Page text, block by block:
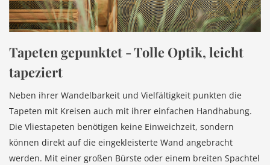
Tapeten gepunktet - Tolle Optik, leicht
tapeziert
Neben ihrer Wandelbarkeit und Vielfältigkeit punkten die
Tapeten mit Kreisen auch mit ihrer einfachen Handhabung.
Die Vliestapeten benötigen keine Einweichzeit, sondern
können direkt auf die eingekleisterte Wand angebracht
werden. Mit einer großen Bürste oder einem breiten Spachtel